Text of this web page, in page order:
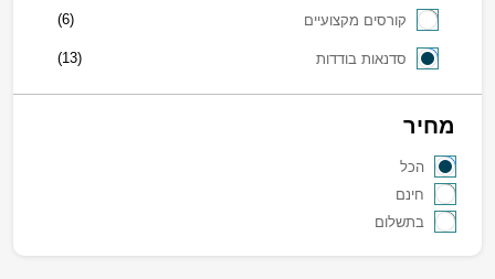
קורסים מקצועיים (6)
סדנאות בודדות (13)
מחיר
הכל
חינם
בתשלום